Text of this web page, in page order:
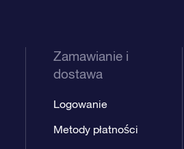
Zamawianie i
dostawa
Logowanie
Metody płatności